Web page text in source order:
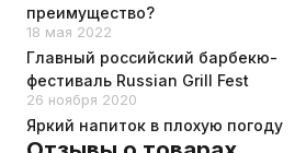
преимущество?
18 мая 2022
Главный российский барбекю-
фестиваль Russian Grill Fest
26 ноября 2020
Яркий напиток в плохую погоду